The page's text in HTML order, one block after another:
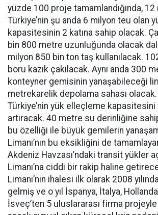
yüzde 100 proje tamamlandığında,
Türkiye’nin şu anda 6 milyon teu olan
kapasitesinin 2 katına sahip olacak.
bin 800 metre uzunluğunda olacak
milyon 850 bin ton taş kullanılacak.
boru kazık çakılacak. Aynı anda 300
konteyner gemisinin yanaşabileceği
metrekarelik depolama sahası olacak.
Türkiye’nin yük elleçleme kapasitesini
artıracak. 40 metre su derinliğine
bu özelliği ile büyük gemilerin
Limanı’nın bu eksikliğini de
Akdeniz Havzası’ndaki transit yükler
Limanı’na ciddi bir rakip haline
Limanı’nın ihalesi ilk olarak 2008
gelmiş ve o yıl İspanya, İtalya,
İsveç’ten 5 uluslararası firma